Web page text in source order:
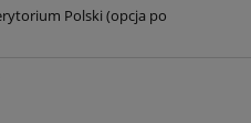
Polski (opcja po